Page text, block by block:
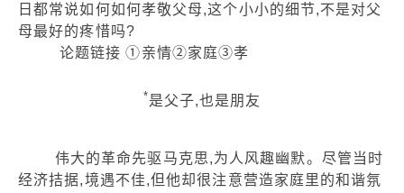
日都常说如何如何孝敬父母,这个小小的细节,不是对父
母最好的疼惜吗?
论题链接 ①亲情②家庭③孝
*是父子,也是朋友
伟大的革命先驱马克思,为人风趣幽默。尽管当时
经济拮据,境遇不佳,但他却很注意营造家庭里的和谐氛